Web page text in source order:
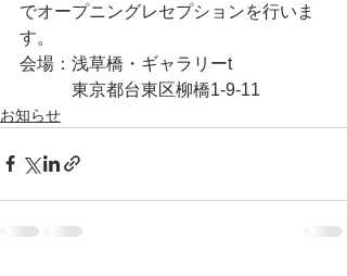
でオープニングレセプションを行いま
す。
会場：浅草橋・ギャラリーt
東京都台東区柳橋1-9-11
お知らせ